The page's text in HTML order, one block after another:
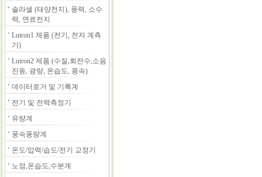
솔라셀 (태양전지), 풍력, 소수
력, 연료전지
Lutron1 제품 (전기, 전자 계측
기)
Lutron2 제품 (수질,회전수,소음
진동, 광량, 온습도, 풍속)
데이터로거 및 기록계
전기 및 전력측정기
유량계
풍속풍량계
온도/압력/습도/전기 교정기
노점,온습도,수분계